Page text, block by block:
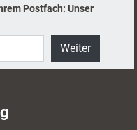
Postfach: Unser
Weiter